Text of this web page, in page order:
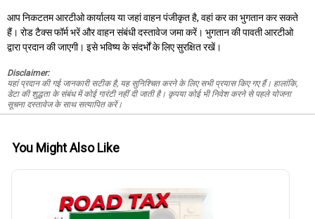
आप निकटतम आरटीओ कार्यालय या जहां वाहन पंजीकृत है, वहां कर का भुगतान कर सकते
हैं। रोड टैक्स फॉर्म भरें और वाहन संबंधी दस्तावेज जमा करें। भुगतान की पावती आरटीओ
द्वारा प्रदान की जाएगी। इसे भविष्य के संदर्भों के लिए सुरक्षित रखें।
Disclaimer:
यहां प्रदान की गई जानकारी सटीक है, यह सुनिश्चित करने के लिए सभी प्रयास किए गए हैं। हालांकि,
डेटा की शुद्धता के संबंध में कोई गारंटी नहीं दी जाती है। कृपया कोई भी निवेश करने से पहले योजना
सूचना दस्तावेज के साथ सत्यापित करें।
You Might Also Like